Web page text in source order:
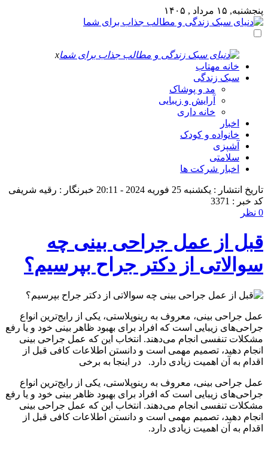
پنجشنبه, ۱۵ مرداد , ۱۴۰۵
x
خانه مهتاب
سبک زندگی
مد و پوشاک
آرایش و زیبایی
خانه داری
اخبار
خانواده و کودک
آشپزی
سلامتی
اخبار شرکت ها
تاریخ انتشار : یکشنبه 25 فوریه 2024 - 20:11
خبرنگار : رقیه شریفی
کد خبر : 3371
0 نظر
قبل از عمل جراحی بینی چه
سوالاتی از دکتر جراح بپرسیم؟
عمل جراحی بینی، معروف به رینوپلاستی، یکی از رایج‌ترین انواع
جراحی‌های زیبایی است که افراد برای بهبود ظاهر بینی خود و یا رفع
مشکلات تنفسی انجام می‌دهند. انتخاب این که عمل جراحی بینی
انجام دهید، تصمیم مهمی است و دانستن اطلاعات کافی قبل از
اقدام به آن اهمیت زیادی دارد. در اینجا به برخی
عمل جراحی بینی، معروف به رینوپلاستی، یکی از رایج‌ترین انواع
جراحی‌های زیبایی است که افراد برای بهبود ظاهر بینی خود و یا رفع
مشکلات تنفسی انجام می‌دهند. انتخاب این که عمل جراحی بینی
انجام دهید، تصمیم مهمی است و دانستن اطلاعات کافی قبل از
اقدام به آن اهمیت زیادی دارد.